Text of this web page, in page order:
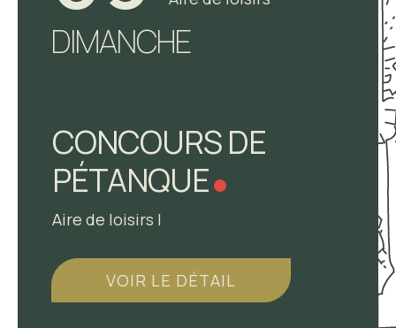
DIMANCHE
CONCOURS DE
PÉTANQUE
Aire de loisirs |
VOIR LE DÉTAIL